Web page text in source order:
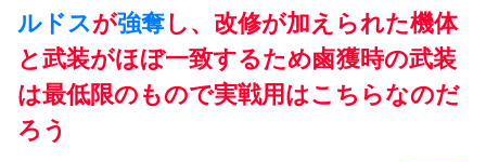
ルドスが強奪し、改修が加えられた機体
と武装がほぼ一致するため鹵獲時の武装
は最低限のもので実戦用はこちらなのだ
ろう